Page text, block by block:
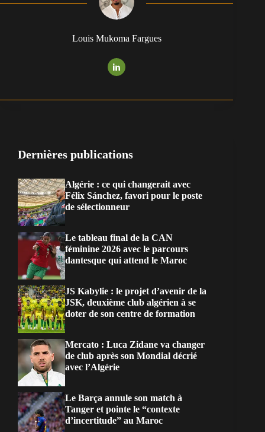
Louis Mukoma Fargues
Dernières publications
Algérie : ce qui changerait avec
Félix Sánchez, favori pour le poste
de sélectionneur
Le tableau final de la CAN
féminine 2026 avec le parcours
dantesque qui attend le Maroc
JS Kabylie : le projet d’avenir de la
JSK, deuxième club algérien à se
doter de son centre de formation
Mercato : Luca Zidane va changer
de club après son Mondial décrié
avec l’Algérie
Le Barça annule son match à
Tanger et pointe le “contexte
d’incertitude” au Maroc